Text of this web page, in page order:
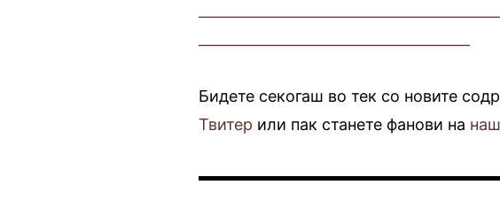
—————————————————
Бидете секогаш во тек со новите
Твитер или пак станете фанови на